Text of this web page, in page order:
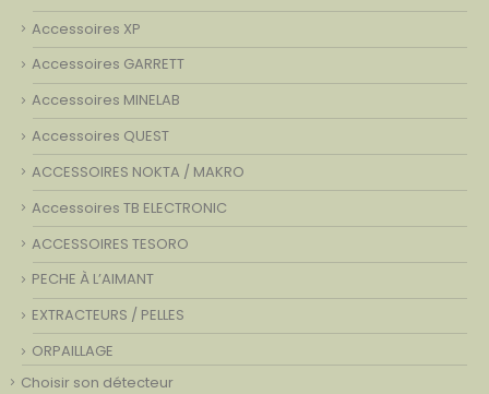
Accessoires XP
Accessoires GARRETT
Accessoires MINELAB
Accessoires QUEST
ACCESSOIRES NOKTA / MAKRO
Accessoires TB ELECTRONIC
ACCESSOIRES TESORO
PECHE À L’AIMANT
EXTRACTEURS / PELLES
ORPAILLAGE
Choisir son détecteur